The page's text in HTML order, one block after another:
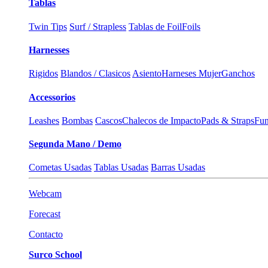
Tablas
Twin Tips Surf / Strapless Tablas de FoilFoils
Harnesses
Rigidos Blandos / Clasicos AsientoHarneses MujerGanchos
Accessorios
Leashes Bombas CascosChalecos de ImpactoPads & Straps
Segunda Mano / Demo
Cometas Usadas Tablas Usadas Barras Usadas
Webcam
Forecast
Contacto
Surco School